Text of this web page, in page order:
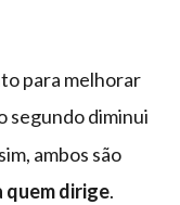
para melhorar
segundo diminui
ambos são
quem dirige.